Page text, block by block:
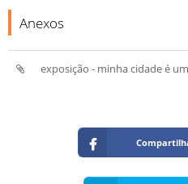
Anexos
exposição - minha cidade é